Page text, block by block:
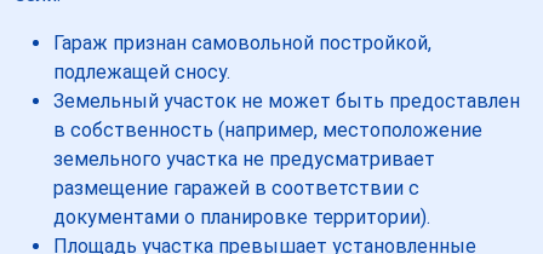
Гараж признан самовольной постройкой,
подлежащей сносу.
Земельный участок не может быть предоставлен
в собственность (например, местоположение
земельного участка не предусматривает
размещение гаражей в соответствии с
документами о планировке территории).
Площадь участка превышает установленные